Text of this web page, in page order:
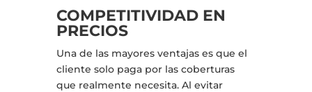
COMPETITIVIDAD EN
PRECIOS
Una de las mayores ventajas es que el
cliente solo paga por las coberturas
que realmente necesita. Al evitar